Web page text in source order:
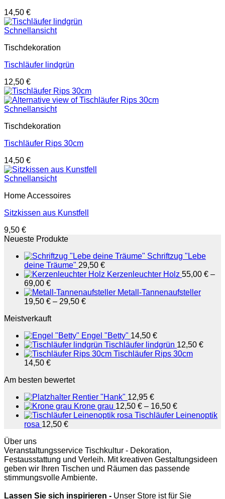
14,50 €
Schnellansicht
Tischdekoration
Tischläufer lindgrün
12,50 €
Schnellansicht
Tischdekoration
Tischläufer Rips 30cm
14,50 €
Schnellansicht
Home Accessoires
Sitzkissen aus Kunstfell
9,50 €
Neueste Produkte
Schriftzug "Lebe
deine Träume" 29,50 €
Kerzenleuchter Holz 55,00 € –
69,00 €
Metall-Tannenaufsteller
19,50 € – 29,50 €
Meistverkauft
Engel "Betty" 14,50 €
Tischläufer lindgrün 12,50 €
Tischläufer Rips 30cm
14,50 €
Am besten bewertet
Rentier "Hank" 12,95 €
Krone grau 12,50 € – 16,50 €
Tischläufer Leinenoptik
rosa 12,50 €
Über uns
Veranstaltungsservice Tischkultur - Dekoration,
Festausstattung und Verleih. Mit kreativen Gestaltungsideen
geben wir Ihren Tischen und Räumen das passende
stimmungsvolle Ambiente.
Lassen Sie sich inspirieren - Unser Store ist für Sie